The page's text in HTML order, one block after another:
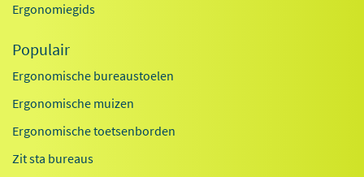
Ergonomiegids
Populair
Ergonomische bureaustoelen
Ergonomische muizen
Ergonomische toetsenborden
Zit sta bureaus